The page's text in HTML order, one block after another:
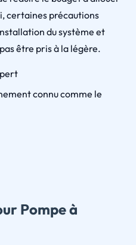
certaines précautions
du système et
être pris à la légère.
connu comme le
Pompe à